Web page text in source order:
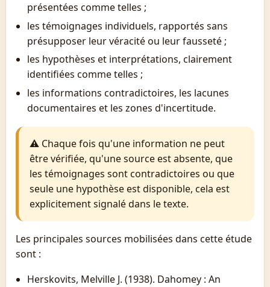
présentées comme telles ;
les témoignages individuels, rapportés sans
présupposer leur véracité ou leur fausseté ;
les hypothèses et interprétations, clairement
identifiées comme telles ;
les informations contradictoires, les lacunes
documentaires et les zones d'incertitude.
⚠ Chaque fois qu'une information ne peut
être vérifiée, qu'une source est absente, que
les témoignages sont contradictoires ou que
seule une hypothèse est disponible, cela est
explicitement signalé dans le texte.
Les principales sources mobilisées dans cette étude
sont :
Herskovits, Melville J. (1938). Dahomey : An